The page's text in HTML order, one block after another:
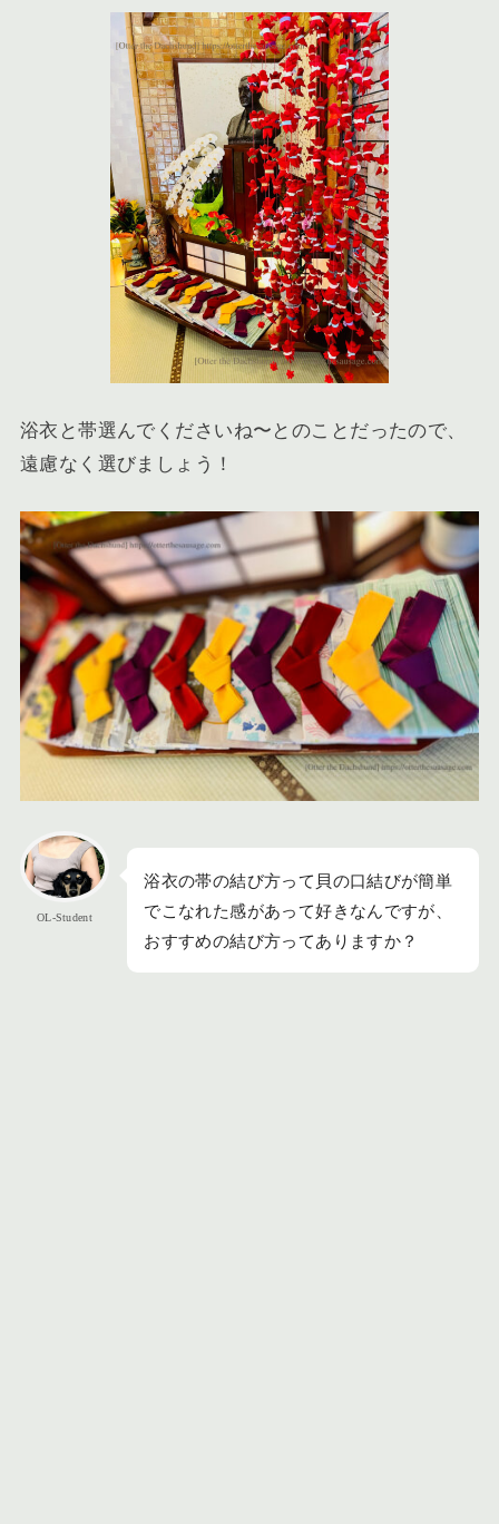
浴衣と帯選んでくださいね〜とのことだったので、
遠慮なく選びましょう！
OL-Student
浴衣の帯の結び方って貝の口結びが簡単
でこなれた感があって好きなんですが、
おすすめの結び方ってありますか？